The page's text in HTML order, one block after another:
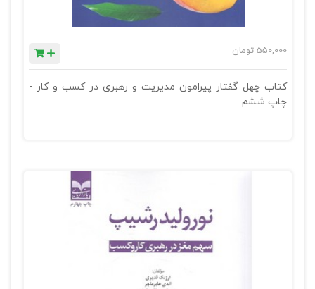
550,000 تومان
کتاب چهل گفتار پیرامون مدیریت و رهبری در کسب و کار -
چاپ ششم